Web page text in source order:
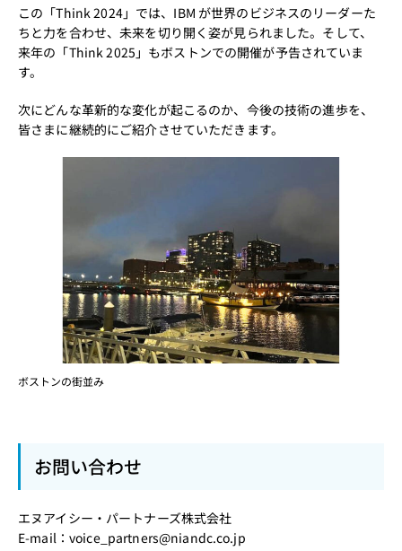
この「Think 2024」では、IBM が世界のビジネスのリーダーた
ちと力を合わせ、未来を切り開く姿が見られました。そして、
来年の「Think 2025」もボストンでの開催が予告されていま
す。
次にどんな革新的な変化が起こるのか、今後の技術の進歩を、
皆さまに継続的にご紹介させていただきます。
ボストンの街並み
お問い合わせ
エヌアイシー・パートナーズ株式会社
E-mail： voice_partners@niandc.co.jp